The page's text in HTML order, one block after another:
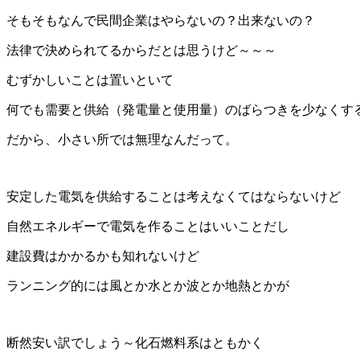
そもそもなんで民間企業はやらないの？出来ないの？
法律で決められてるからだとは思うけど～～～
むずかしいことは置いといて
何でも需要と供給（発電量と使用量）のばらつきを少なくす
だから、小さい所では無理なんだって。
安定した電気を供給することは考えなくてはならないけど
自然エネルギーで電気を作ることはいいことだし
建設費はかかるかも知れないけど
ランニング的には風とか水とか波とか地熱とかが
断然安い訳でしょう～化石燃料系はともかく